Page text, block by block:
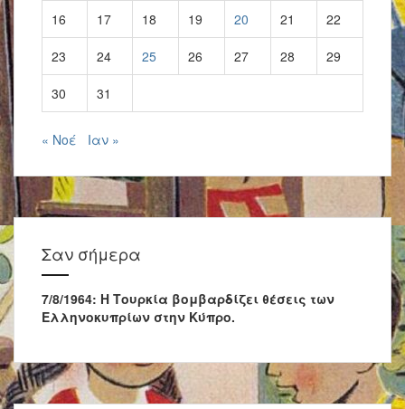
16 17 18 19 20 21 22
23 24 25 26 27 28 29
30 31
« Νοέ Ιαν »
Σαν σήμερα
7/8/1964: Η Τουρκία βομβαρδίζει θέσεις των
Ελληνοκυπρίων στην Κύπρο.